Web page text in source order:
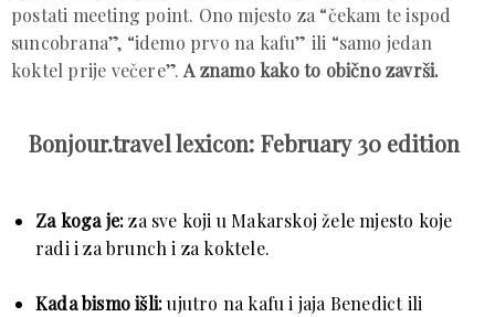
postati meeting point. Ono mjesto za “čekam te ispod
suncobrana”, “idemo prvo na kafu” ili “samo jedan
koktel prije večere”.A znamo kako to obično završi.
Bonjour.travel lexicon: February 30 edition
Za koga je:za sve koji u Makarskoj žele mjesto koje
radi i za brunch i za koktele.
Kada bismo išli:ujutro na kafu i jaja Benedict ili